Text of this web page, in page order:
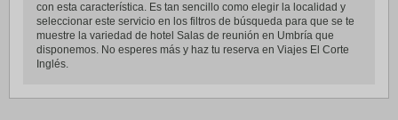
con esta característica. Es tan sencillo como elegir la localidad y
seleccionar este servicio en los filtros de búsqueda para que se te
muestre la variedad de hotel Salas de reunión en Umbría que
disponemos. No esperes más y haz tu reserva en Viajes El Corte
Inglés.